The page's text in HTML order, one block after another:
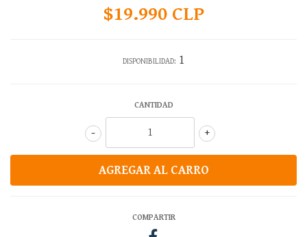
$19.990 CLP
DISPONIBILIDAD: 1
CANTIDAD
+
-
COMPARTIR